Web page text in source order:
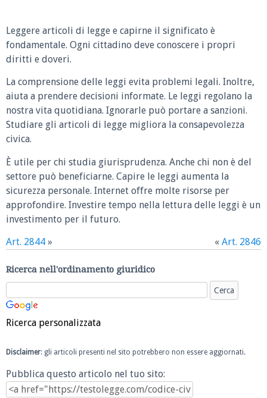
Leggere articoli di legge e capirne il significato è
fondamentale. Ogni cittadino deve conoscere i propri
diritti e doveri.
La comprensione delle leggi evita problemi legali. Inoltre,
aiuta a prendere decisioni informate. Le leggi regolano la
nostra vita quotidiana. Ignorarle può portare a sanzioni.
Studiare gli articoli di legge migliora la consapevolezza
civica.
È utile per chi studia giurisprudenza. Anche chi non è del
settore può beneficiarne. Capire le leggi aumenta la
sicurezza personale. Internet offre molte risorse per
approfondire. Investire tempo nella lettura delle leggi è un
investimento per il futuro.
Art. 2844 » « Art. 2846
Ricerca nell'ordinamento giuridico
Ricerca personalizzata
Disclaimer: gli articoli presenti nel sito potrebbero non essere aggiornati.
Pubblica questo articolo nel tuo sito: